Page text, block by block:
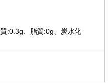
:0.3g、脂質:0g、炭水化